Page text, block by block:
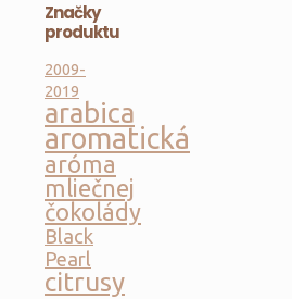
Značky
produktu
2009-
2019
arabica
aromatická
aróma
mliečnej
čokolády
Black
Pearl
citrusy